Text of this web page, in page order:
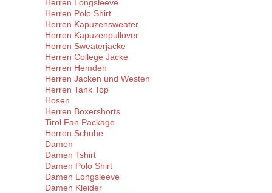
Herren Longsleeve
Herren Polo Shirt
Herren Kapuzensweater
Herren Kapuzenpullover
Herren Sweaterjacke
Herren College Jacke
Herren Hemden
Herren Jacken und Westen
Herren Tank Top
Hosen
Herren Boxershorts
Tirol Fan Package
Herren Schuhe
Damen
Damen Tshirt
Damen Polo Shirt
Damen Longsleeve
Damen Kleider